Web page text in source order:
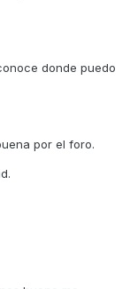
donde puedo
por el foro.